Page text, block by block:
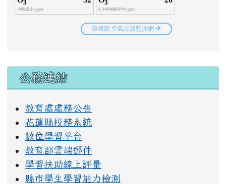
右邊區域內容
公務連結
教育處處務公告
花蓮縣校務系統
數位學習平台
教育部雲端郵件
學習扶助線上評量
縣市學生學習能力檢測